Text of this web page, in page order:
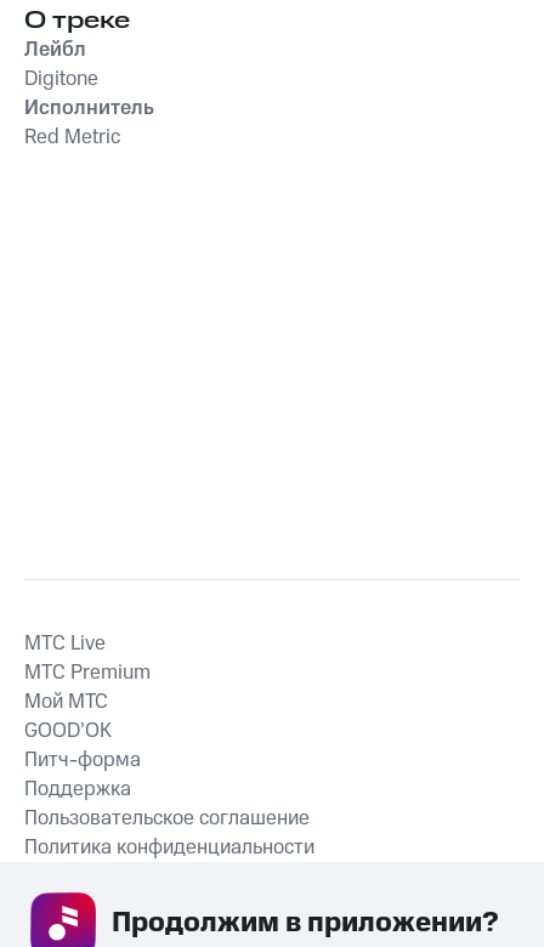
О треке
Лейбл
Digitone
Исполнитель
Red Metric
СКАЧАТЬ ПРИЛОЖЕНИЕ
MTС Live
MTС Premium
Мой МТС
GOOD’OK
Питч-форма
Поддержка
Пользовательское соглашение
Политика конфиденциальности